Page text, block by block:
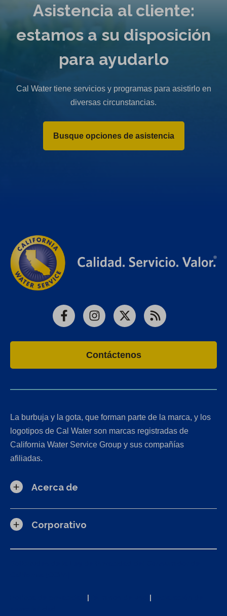
Asistencia al cliente:
estamos a su disposición
para ayudarlo
Cal Water tiene servicios y programas para asistirlo en
diversas circunstancias.
Busque opciones de asistencia
FacebookInstagram
X RSS
Contáctenos
La burbuja y la gota, que forman parte de la marca, y los
logotipos de Cal Water son marcas registradas de
California Water Service Group y sus compañías
afiliadas.
Acerca de
Corporativo
| |